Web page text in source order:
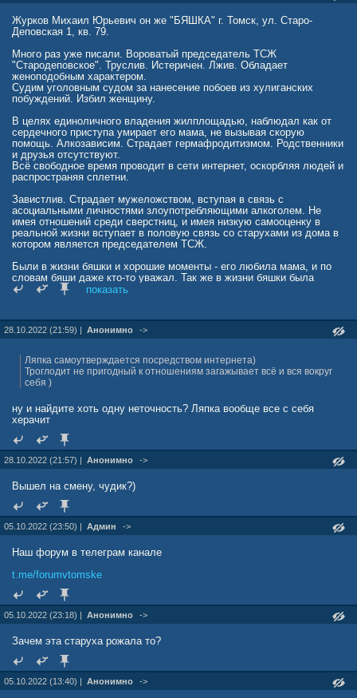
Журков Михаил Юрьевич он же "БЯШКА" г. Томск, ул. Старо-
Деповская 1, кв. 79.
Много раз уже писали. Вороватый председатель ТСЖ
"Стародеповское". Труслив. Истеричен. Лжив. Обладает
женоподобным характером.
Судим уголовным судом за нанесение побоев из хулиганских
побуждений. Избил женщину.
В целях единоличного владения жилплощадью, наблюдал как от
сердечного приступа умирает его мама, не вызывая скорую
помощь. Алкозависим. Страдает гермафродитизмом. Родственники
и друзья отсутствуют.
Всё свободное время проводит в сети интернет, оскорбляя людей и
распространяя сплетни.
Завистлив. Страдает мужеложством, вступая в связь с
асоциальными личностями злоупотребляющими алкоголем. Не
имея отношений среди сверстниц, и имея низкую самооценку в
реальной жизни вступает в половую связь со старухами из дома в
котором является председателем ТСЖ.
Были в жизни бяшки и хорошие моменты - его любила мама, и по
словам бяши даже кто-то уважал. Так же в жизни бяшки была
единственная женщина, которая за деньги говорила всем, что
нормальному мужику. Да ещё хороший момент - бяшка с перепугу
удирал от самого если кто знает Александра Лунева, роняя кал на
показать
28.10.2022 (21:59) | Анонимно ->
Ляпка самоутверждается посредством интернета)
Троглодит не пригодный к отношениям загажывает всё и вся вокруг
себя )
ну и найдите хоть одну неточность? Ляпка вообще все с себя
херачит
28.10.2022 (21:57) | Анонимно ->
Вышел на смену, чудик?)
05.10.2022 (23:50) | Админ ->
Наш форум в телеграм канале
t.me/forumvtomske
05.10.2022 (23:18) | Анонимно ->
Зачем эта старуха рожала то?
05.10.2022 (13:40) | Анонимно ->